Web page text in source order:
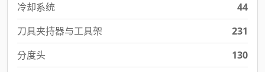
冷却系统
44
刀具夹持器与工具架
231
分度头
130